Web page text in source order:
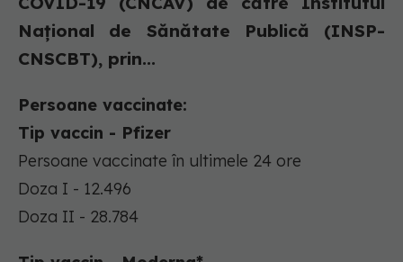
Național de Sănătate Publică (INSP-
CNSCBT), prin...
Persoane vaccinate:
Tip vaccin - Pfizer
Persoane vaccinate în ultimele 24 ore
Doza I - 12.496
Doza II - 28.784